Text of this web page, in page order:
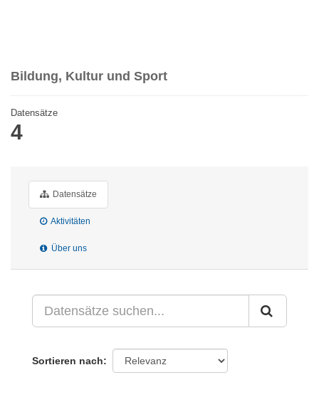
Bildung, Kultur und Sport
Datensätze
4
Datensätze
Aktivitäten
Über uns
Sortieren nach